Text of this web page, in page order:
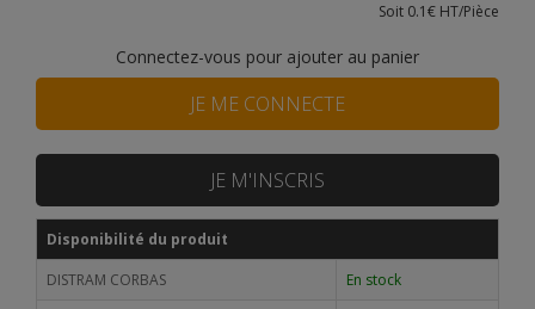
Soit 0.1€ HT/Pièce
Connectez-vous pour ajouter au panier
JE ME CONNECTE
JE M'INSCRIS
Disponibilité du produit
DISTRAM CORBAS
En stock